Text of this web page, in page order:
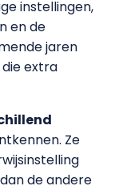
instellingen,
en de
jaren
extra
Ze
de andere